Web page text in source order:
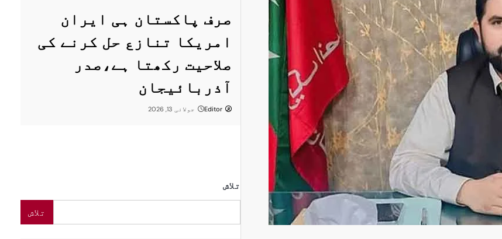
پاکستان،قازقستان،ازبکستان
اورتاجکستان کے درمیان
تجارت،سرمایہ کاری
اورعلاقائی روابط بڑھانے پر
اتفاق
جولائی 25, 2026
صرف پاکستان ہی ایران
امریکا تنازع حل کرنے کی
صلاحیت رکھتا ہے،صدر
آذربائیجان
Editor جولائی 13, 2026
تلاش
تلاش